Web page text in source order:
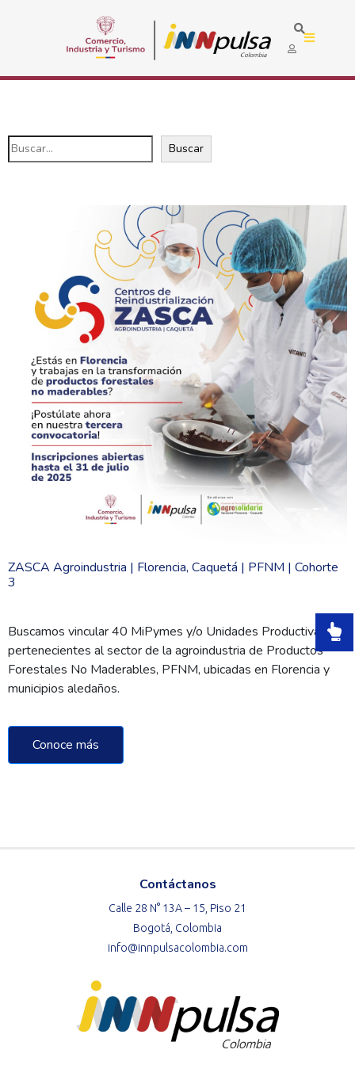
Buscar
ZASCA Agroindustria | Florencia, Caquetá | PFNM | Cohorte
3
Buscamos vincular 40 MiPymes y/o Unidades Productivas
pertenecientes al sector de la agroindustria de Productos
Forestales No Maderables, PFNM, ubicadas en Florencia y
municipios aledaños.
Conoce más
Contáctanos
Calle 28 N° 13A – 15, Piso 21
Bogotá, Colombia
info@innpulsacolombia.com